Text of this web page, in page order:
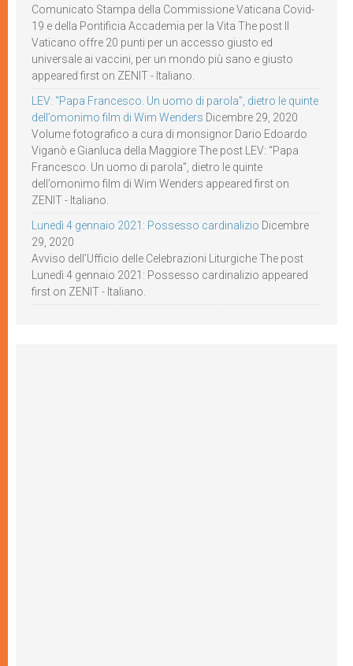
Comunicato Stampa della Commissione Vaticana Covid-
19 e della Pontificia Accademia per la Vita The post Il
Vaticano offre 20 punti per un accesso giusto ed
universale ai vaccini, per un mondo più sano e giusto
appeared first on ZENIT - Italiano.
LEV: “Papa Francesco. Un uomo di parola”, dietro le quinte
dell’omonimo film di Wim Wenders Dicembre 29, 2020
Volume fotografico a cura di monsignor Dario Edoardo
Viganò e Gianluca della Maggiore The post LEV: “Papa
Francesco. Un uomo di parola”, dietro le quinte
dell’omonimo film di Wim Wenders appeared first on
ZENIT - Italiano.
Lunedì 4 gennaio 2021: Possesso cardinalizio Dicembre
29, 2020
Avviso dell’Ufficio delle Celebrazioni Liturgiche The post
Lunedì 4 gennaio 2021: Possesso cardinalizio appeared
first on ZENIT - Italiano.